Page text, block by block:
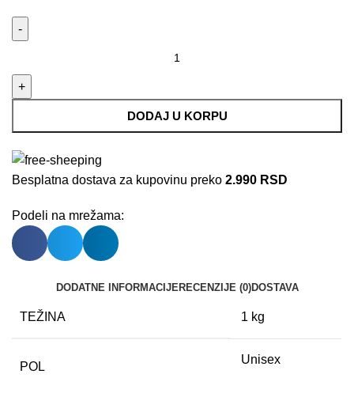
DODAJ U KORPU
Besplatna dostava za kupovinu preko 2.990 RSD
Podeli na mrežama:
DODATNE INFORMACIJERECENZIJE (0)DOSTAVA
TEŽINA 1 kg
POL
Unisex